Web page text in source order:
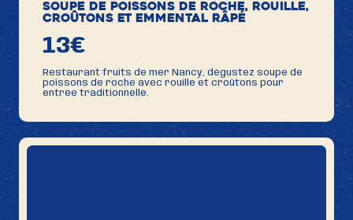
Soupe de poissons de roche, Rouille,
Croûtons et Emmental râpé
13€
Restaurant fruits de mer Nancy, dégustez soupe de
poissons de roche avec rouille et croûtons pour
entrée traditionnelle.